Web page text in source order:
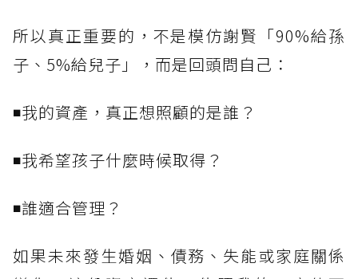
所以真正重要的，不是模仿謝賢「90%給孫
子、5%給兒子」，而是回頭問自己：
◾我的資產，真正想照顧的是誰？
◾我希望孩子什麼時候取得？
◾誰適合管理？
如果未來發生婚姻、債務、失能或家庭關係